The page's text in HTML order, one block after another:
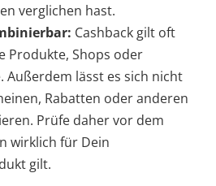
verglichen hast.
Cashback gilt oft
Produkte, Shops oder
Außerdem lässt es sich nicht
Rabatten oder anderen
Prüfe daher vor dem
wirklich für Dein
gilt.